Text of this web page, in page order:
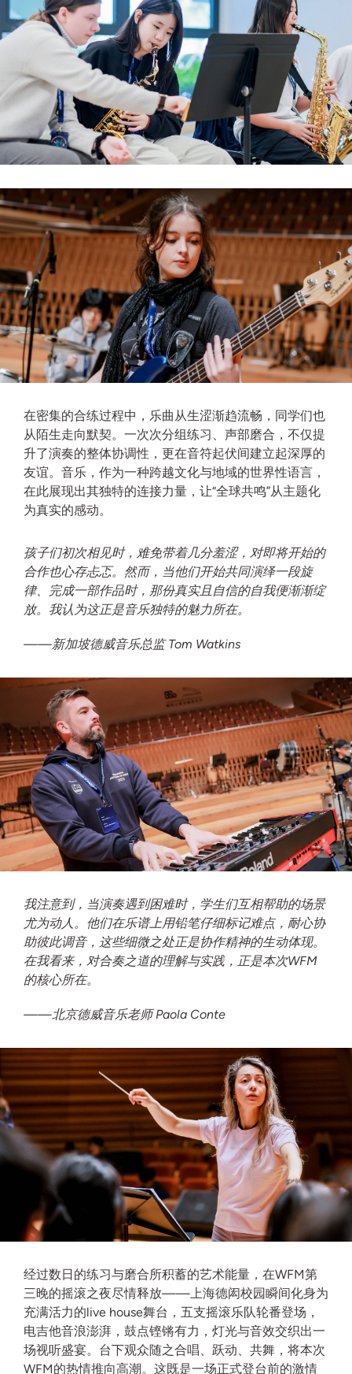
在密集的合练过程中，乐曲从生涩渐趋流畅，同学们也
从陌生走向默契。一次次分组练习、声部磨合，不仅提
升了演奏的整体协调性，更在音符起伏间建立起深厚的
友谊。音乐，作为一种跨越文化与地域的世界性语言，
在此展现出其独特的连接力量，让“全球共鸣”从主题化
为真实的感动。
孩子们初次相见时，难免带着几分羞涩，对即将开始的
合作也心存忐忑。然而，当他们开始共同演绎一段旋
律、完成一部作品时，那份真实且自信的自我便渐渐绽
放。我认为这正是音乐独特的魅力所在。
——新加坡德威音乐总监 Tom Watkins
我注意到，当演奏遇到困难时，学生们互相帮助的场景
尤为动人。他们在乐谱上用铅笔仔细标记难点，耐心协
助彼此调音，这些细微之处正是协作精神的生动体现。
在我看来，对合奏之道的理解与实践，正是本次WFM
的核心所在。
——北京德威音乐老师 Paola Conte
经过数日的练习与磨合所积蓄的艺术能量，在WFM第
三晚的摇滚之夜尽情释放——上海德闳校园瞬间化身为
充满活力的live house舞台，五支摇滚乐队轮番登场，
电吉他音浪澎湃，鼓点铿锵有力，灯光与音效交织出一
场视听盛宴。台下观众随之合唱、跃动、共舞，将本次
WFM的热情推向高潮。这既是一场正式登台前的激情